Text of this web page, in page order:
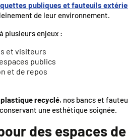
publiques et fauteuils
de leur environnement.
plusieurs enjeux :
et visiteurs
publics
et de repos
plastique recyclé, nos bancs et
une esthétique soignée.
des espaces